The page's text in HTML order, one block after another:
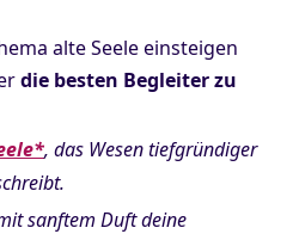
alte Seele einsteigen
die besten Begleiter zu
, das Wesen tiefgründiger
sanftem Duft deine